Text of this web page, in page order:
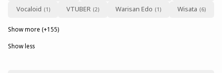
Vocaloid
VTUBER Warisan Edo Wisata
Show more (+155)
Show less